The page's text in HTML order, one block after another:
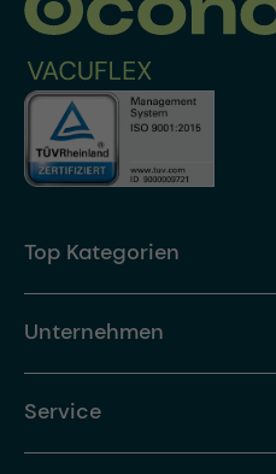
Top Kategorien
Unternehmen
Service